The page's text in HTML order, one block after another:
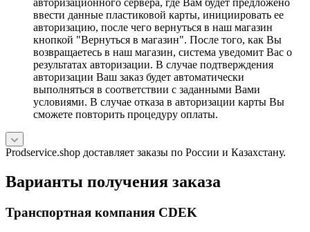
ввести данные пластиковой карты, инициировать ее
авторизацию, после чего вернуться в наш магазин
кнопкой "Вернуться в магазин". После того, как Вы
возвращаетесь в наш магазин, система уведомит Вас о
результатах авторизации. В случае подтверждения
авторизации Ваш заказ будет автоматически
выполняться в соответствии с заданными Вами
условиями. В случае отказа в авторизации карты Вы
сможете повторить процедуру оплаты.
Prodservice.shop доставляет заказы по России и Казахстану.
Варианты получения заказа
Транспортная компания CDEK